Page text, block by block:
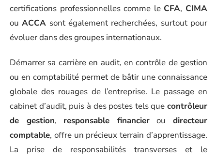
certifications professionnelles comme le CFA, CIMA
ouACCA sont également recherchées, surtout pour
évoluer dans des groupes internationaux.
Démarrer sa carrière en audit, en contrôle de gestion
ou en comptabilité permet de bâtir une connaissance
globale des rouages de l’entreprise. Le passage en
cabinet d’audit, puis à des postes tels que contrôleur
de gestion, responsable financieroudirecteur
comptable, offre un précieux terrain d’apprentissage.
La prise de responsabilités transverses et le